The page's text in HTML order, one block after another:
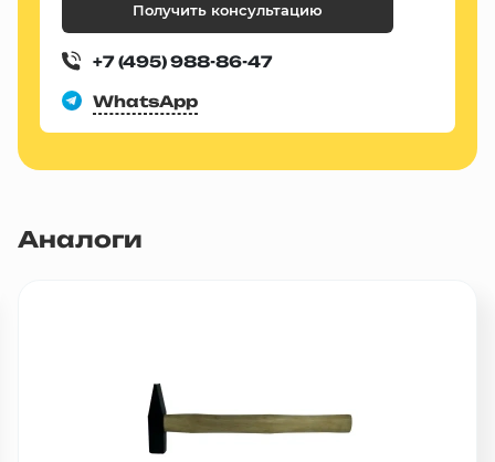
Получить консультацию
+7 (495) 988-86-47
WhatsApp
Аналоги